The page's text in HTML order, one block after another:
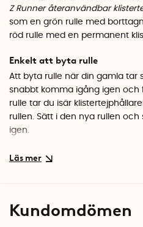
Z Runner återanvändbar
som en grön rulle med
röd rulle med en permanent
Enkelt att byta rulle
Att byta rulle när din gamla tar
snabbt komma igång igen och
rulle tar du isär
rullen. Sätt i den nya rullen
igen.
Permanent klisterremsa eller
Kundomdömen